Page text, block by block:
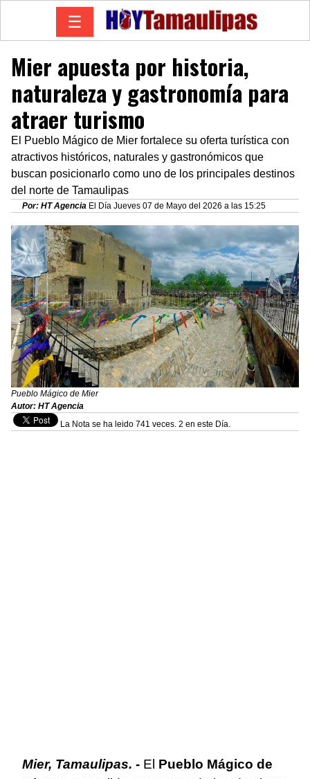
☰
Mier apuesta por historia,
naturaleza y gastronomía para
atraer turismo
El Pueblo Mágico de Mier fortalece su oferta turística con
atractivos históricos, naturales y gastronómicos que
buscan posicionarlo como uno de los principales destinos
del norte de Tamaulipas
Por: HT Agencia El Día Jueves 07 de Mayo del 2026 a las 15:25
Pueblo Mágico de Mier
Autor: HT Agencia
La Nota se ha leido 741 veces. 2 en este Día.
Mier, Tamaulipas. - El Pueblo Mágico de